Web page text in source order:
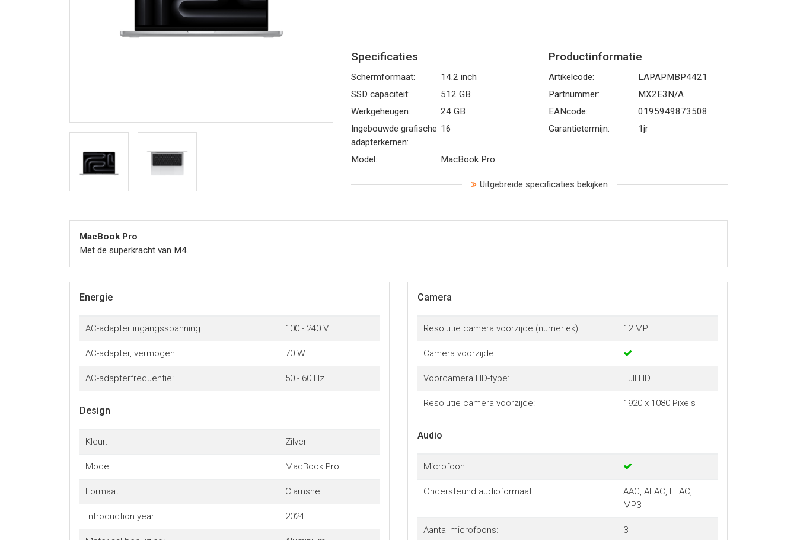
Specificaties
Schermformaat:
14.2 inch
SSD capaciteit:
512 GB
Werkgeheugen:
24 GB
Ingebouwde grafische
adapterkernen:
16
Model: MacBook Pro
Productinformatie
Artikelcode:
LAPAPMBP4421
Partnummer:
MX2E3N/A
EANcode:
0195949873508
Garantietermijn:
1jr
Uitgebreide specificaties bekijken
MacBook Pro
Met de superkracht van M4.
Energie
AC-adapter ingangsspanning: 100 - 240 V
AC-adapter, vermogen: 70 W
AC-adapterfrequentie: 50 - 60 Hz
Design
Kleur: Zilver
Model: MacBook Pro
Formaat: Clamshell
Introduction year: 2024
Camera
Resolutie camera voorzijde (numeriek): 12 MP
Camera voorzijde:
Voorcamera HD-type: Full HD
Resolutie camera voorzijde: 1920 x 1080 Pixels
Audio
Microfoon:
Ondersteund audioformaat:
AAC, ALAC, FLAC,
MP3
Aantal microfoons: 3